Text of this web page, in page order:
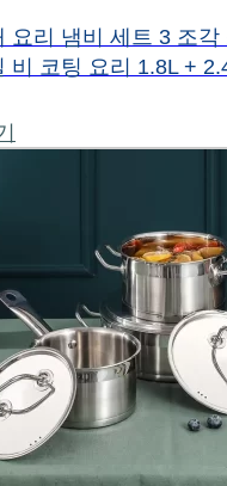
요리 냄비 세트 3 조각
비 코팅 요리 1.8L +